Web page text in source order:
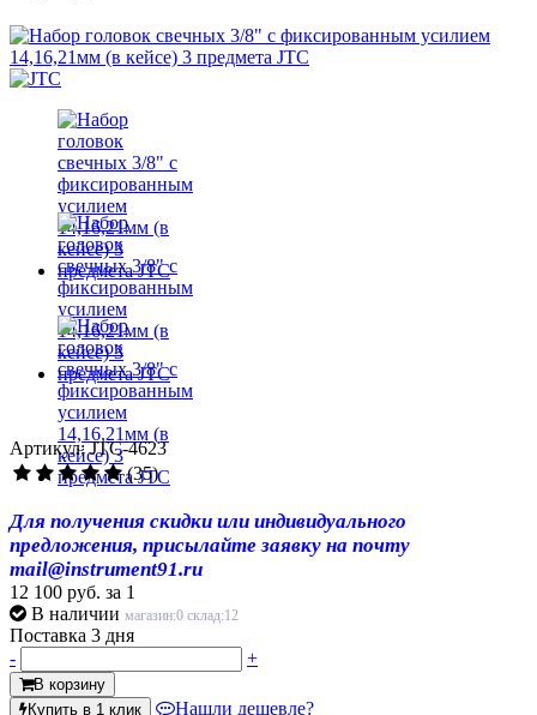
Артикул: JTC-4623
(35)
Для получения скидки или индивидуального
предложения, присылайте заявку на почту
mail@instrument91.ru
12 100 руб. за 1
В наличии магазин:0 склад:12
Поставка 3 дня
-
+
В корзину
Купить в 1 клик
Нашли дешевле?